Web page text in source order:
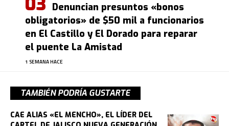
Denuncian presuntos «bonos
obligatorios» de $50 mil a funcionarios
en El Castillo y El Dorado para reparar
el puente La Amistad
1 SEMANA HACE
TAMBIÉN PODRÍA GUSTARTE
CAE ALIAS «EL MENCHO», EL LÍDER DEL